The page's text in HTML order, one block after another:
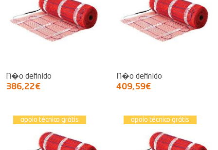
N�o definido
386,22€
N�o definido
409,59€
apoio técnico grátis apoio técnico grátis